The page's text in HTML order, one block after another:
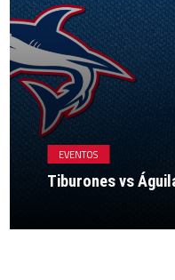
EVENTOS
Tiburones vs